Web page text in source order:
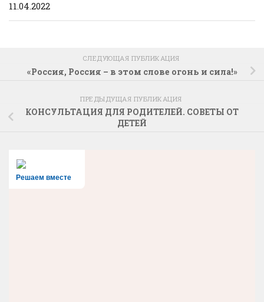
11.04.2022
СЛЕДУЮЩАЯ ПУБЛИКАЦИЯ
«Россия, Россия – в этом слове огонь и сила!»
ПРЕДЫДУЩАЯ ПУБЛИКАЦИЯ
КОНСУЛЬТАЦИЯ ДЛЯ РОДИТЕЛЕЙ. СОВЕТЫ ОТ
ДЕТЕЙ
Решаем вместе